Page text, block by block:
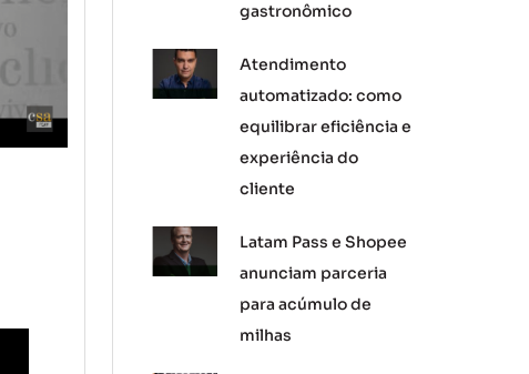
gastronômico
Atendimento
automatizado: como
equilibrar eficiência e
experiência do
cliente
Latam Pass e Shopee
anunciam parceria
para acúmulo de
milhas